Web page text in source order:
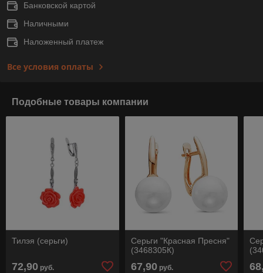
Банковской картой
Наличными
Наложенный платеж
Все условия оплаты
Подобные товары компании
Тилэя (серьги)
72,90 руб.
Серьги "Красная Пресня"
(3468305К)
67,90 руб.